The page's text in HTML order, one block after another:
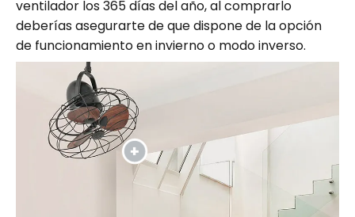
ventilador los 365 días del año, al comprarlo
deberías asegurarte de que dispone de la opción
de funcionamiento en invierno o modo inverso.